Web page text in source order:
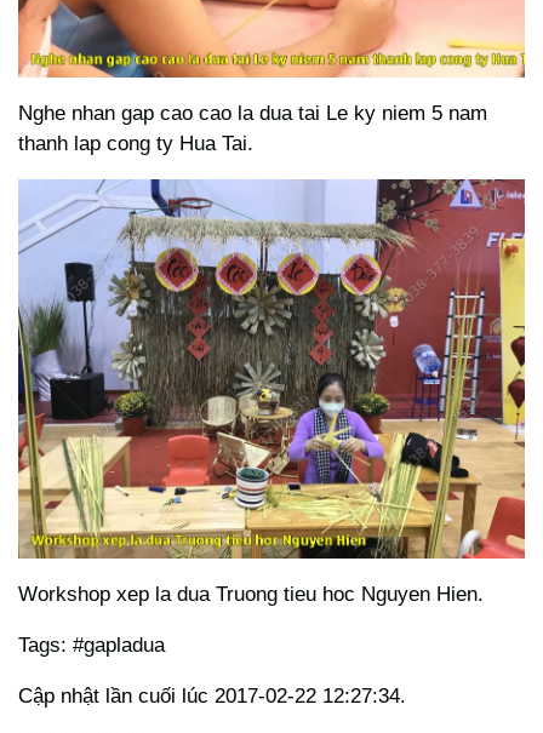
Nghe nhan gap cao cao la dua tai Le ky niem 5 nam
thanh lap cong ty Hua Tai.
Workshop xep la dua Truong tieu hoc Nguyen Hien.
Tags: #gapladua
Cập nhật lần cuối lúc 2017-02-22 12:27:34.